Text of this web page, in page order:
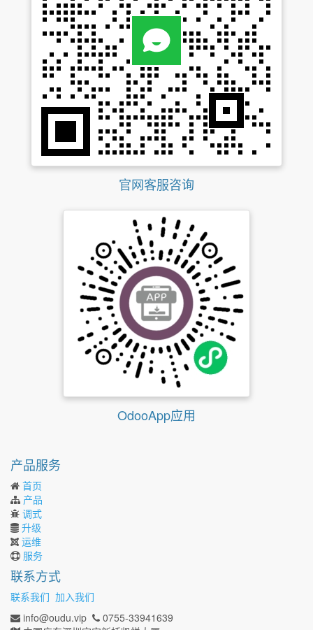
官网客服咨询
OdooApp应用
产品服务
首页
产品
调式
升级
运维
服务
联系方式
联系我们 加入我们
info@oudu.vip
0755-33941639